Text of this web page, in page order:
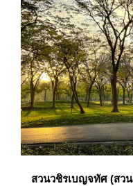
สวนวชิรเบญจทัศ (สว